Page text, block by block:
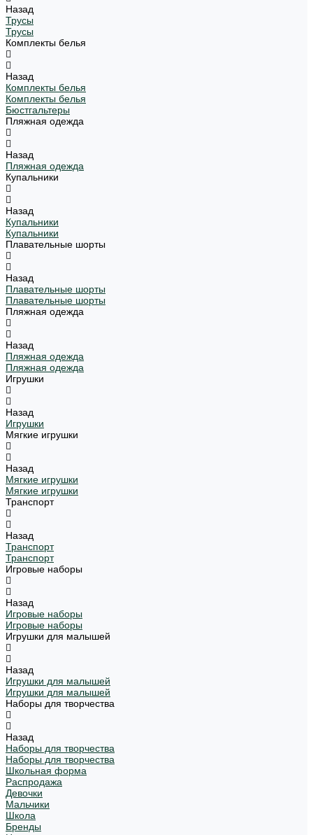
Назад
Трусы
Трусы
Комплекты белья
Назад
Комплекты белья
Комплекты белья
Бюстгальтеры
Пляжная одежда
Назад
Пляжная одежда
Купальники
Назад
Купальники
Купальники
Плавательные шорты
Назад
Плавательные шорты
Плавательные шорты
Пляжная одежда
Назад
Пляжная одежда
Пляжная одежда
Игрушки
Назад
Игрушки
Мягкие игрушки
Назад
Мягкие игрушки
Мягкие игрушки
Транспорт
Назад
Транспорт
Транспорт
Игровые наборы
Назад
Игровые наборы
Игровые наборы
Игрушки для малышей
Назад
Игрушки для малышей
Игрушки для малышей
Наборы для творчества
Назад
Наборы для творчества
Наборы для творчества
Школьная форма
Распродажа
Девочки
Мальчики
Школа
Бренды